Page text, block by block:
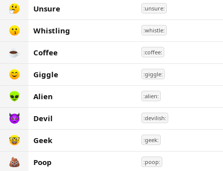
Unsure :unsure:
Whistling :whistle:
Coffee :coffee:
Giggle :giggle:
Alien :alien:
Devil :devilish:
Geek :geek:
Poop :poop: